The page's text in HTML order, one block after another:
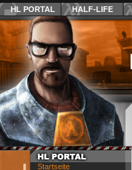
HL PORTAL HALF-LIFE
Startseite